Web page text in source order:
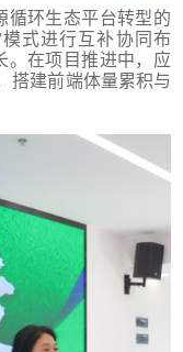
循环生态平台转型的
式进行互补协同布
。在项目推进中，应
搭建前端体量累积与